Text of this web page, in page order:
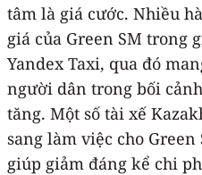
tâm là giá cước. Nhiều
giá của Green SM trong
Yandex Taxi, qua đó
người dân trong bối
tăng. Một số tài xế
sang làm việc cho
giúp giảm đáng kể chi